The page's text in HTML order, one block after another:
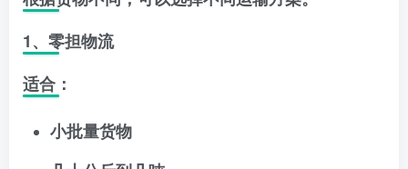
1、零担物流
适合：
小批量货物